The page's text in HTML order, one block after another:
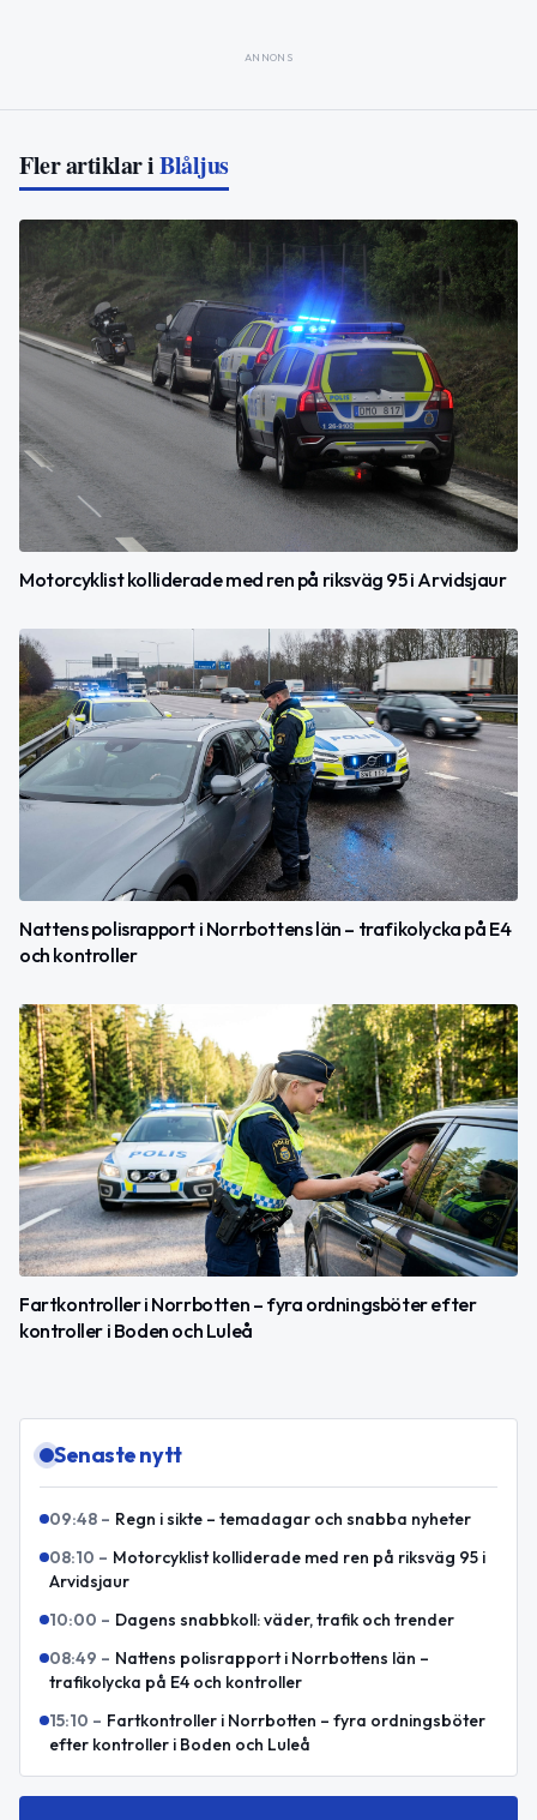
ANNONS
Fler artiklar iBlåljus
Motorcyklist kolliderade med ren på riksväg 95 i Arvidsjaur
Nattens polisrapport i Norrbottens län – trafikolycka på E4
och kontroller
Fartkontroller i Norrbotten – fyra ordningsböter efter
kontroller i Boden och Luleå
Senaste nytt
09:48 – Regn i sikte – temadagar och snabba nyheter
08:10 – Motorcyklist kolliderade med ren på riksväg 95 i
Arvidsjaur
10:00 – Dagens snabbkoll: väder, trafik och trender
08:49 – Nattens polisrapport i Norrbottens län –
trafikolycka på E4 och kontroller
15:10 – Fartkontroller i Norrbotten – fyra ordningsböter
efter kontroller i Boden och Luleå